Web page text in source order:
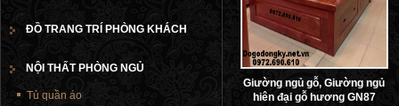
Giường ngủ gỗ, Giường ngủ
hiên đại gỗ hương GN87
ĐỒ TRANG TRÍ PHÒNG KHÁCH
NỘI THẤT PHÒNG NGỦ
Tủ quần áo